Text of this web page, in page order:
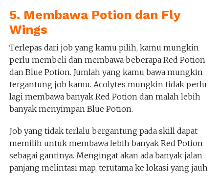
5. Membawa Potion dan Fly
Wings
Terlepas dari job yang kamu pilih, kamu mungkin
perlu membeli dan membawa beberapa Red Potion
dan Blue Potion. Jumlah yang kamu bawa mungkin
tergantung job kamu. Acolytes mungkin tidak perlu
lagi membawa banyak Red Potion dan malah lebih
banyak menyimpan Blue Potion.
Job yang tidak terlalu bergantung pada skill dapat
memilih untuk membawa lebih banyak Red Potion
sebagai gantinya. Mengingat akan ada banyak jalan
panjang melintasi map, terutama ke lokasi yang jauh